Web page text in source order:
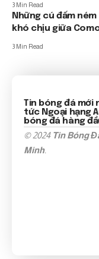
3 Min Read
Những cú đấm
khó chịu giữa
3 Min Read
Tin bóng đá mới
tức Ngoại hạng
bóng đá hàng
© 2024 Tin Bóng
Minh.